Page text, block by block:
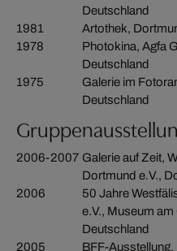
Deutschland
1981
Artothek,
1978
Photokina, Agfa
Deutschland
1975
Galerie im
Deutschland
2006-2007 Galerie auf Zeit,
Dortmund e.V.,
2006
50 Jahre
e.V., Museum
Deutschland
2005
BFF-Ausstellung,